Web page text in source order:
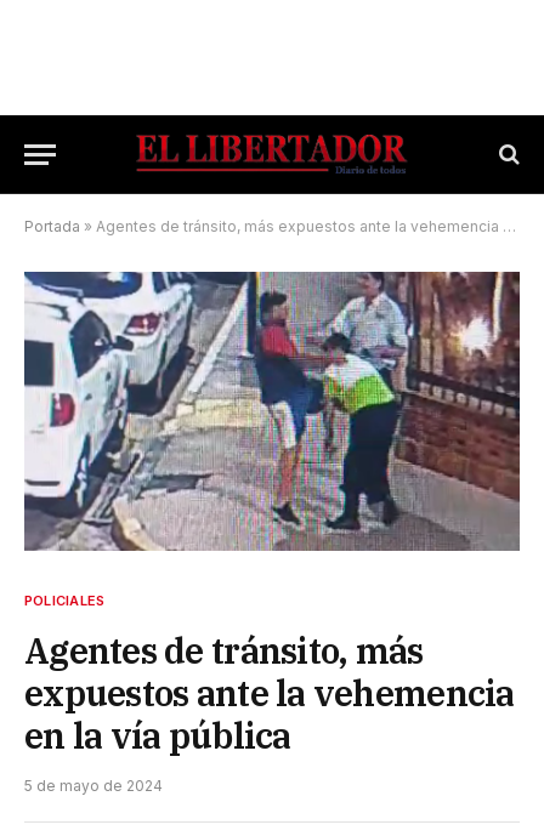
Portada » Agentes de tránsito, más expuestos ante la vehemencia en la vía pública
POLICIALES
Agentes de tránsito, más
expuestos ante la vehemencia
en la vía pública
5 de mayo de 2024